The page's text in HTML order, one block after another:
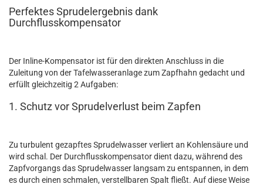
Perfektes Sprudelergebnis dank
Durchflusskompensator
Der Inline-Kompensator ist für den direkten Anschluss in die
Zuleitung von der Tafelwasseranlage zum Zapfhahn gedacht und
erfüllt gleichzeitig 2 Aufgaben:
1. Schutz vor Sprudelverlust beim Zapfen
Zu turbulent gezapftes Sprudelwasser verliert an Kohlensäure und
wird schal. Der Durchflusskompensator dient dazu, während des
Zapfvorgangs das Sprudelwasser langsam zu entspannen, in dem
es durch einen schmalen, verstellbaren Spalt fließt. Auf diese Weise